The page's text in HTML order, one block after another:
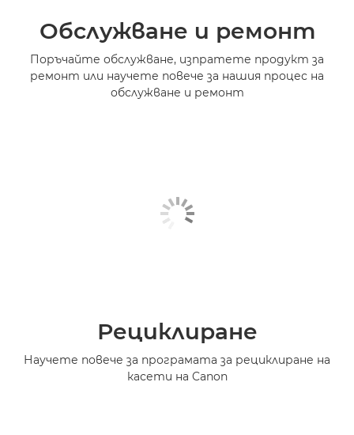
Обслужване и ремонт
Поръчайте обслужване, изпратете продукт за
ремонт или научете повече за нашия процес на
обслужване и ремонт
Рециклиране
Научете повече за програмата за рециклиране на
касети на Canon